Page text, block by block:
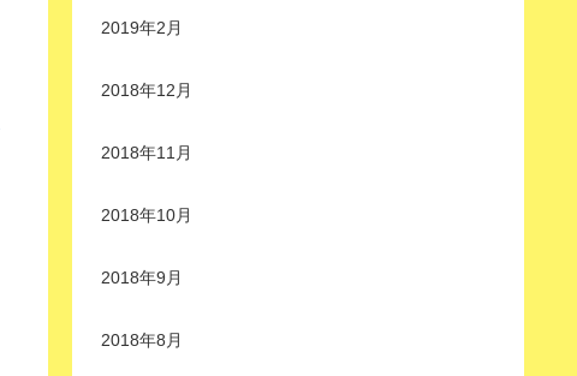
2019年2月
2018年12月
2018年11月
2018年10月
2018年9月
2018年8月